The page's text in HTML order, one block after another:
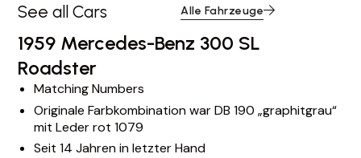
See all Cars Alle Fahrzeuge
1959 Mercedes-Benz 300 SL
Roadster
Matching Numbers
Originale Farbkombination war DB 190 „graphitgrau“
mit Leder rot 1079
Seit 14 Jahren in letzter Hand